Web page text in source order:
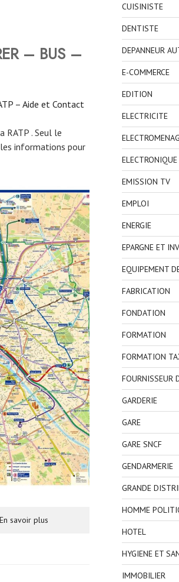
– BUS –
– Aide et Contact
RATP . Seul le
informations pour
En savoir plus
CUISINISTE
DENTISTE
DEPANNEUR
E-COMMERCE
EDITION
ELECTRICITE
EMISSION TV
EMPLOI
ENERGIE
EPARGNE ET
EQUIPEMENT
FABRICATION
FONDATION
FORMATION
FORMATION
FOURNISSEUR
GARDERIE
GARE
GARE SNCF
GENDARMERIE
GRANDE
HOMME
HOTEL
HYGIENE ET
IMMOBILIER